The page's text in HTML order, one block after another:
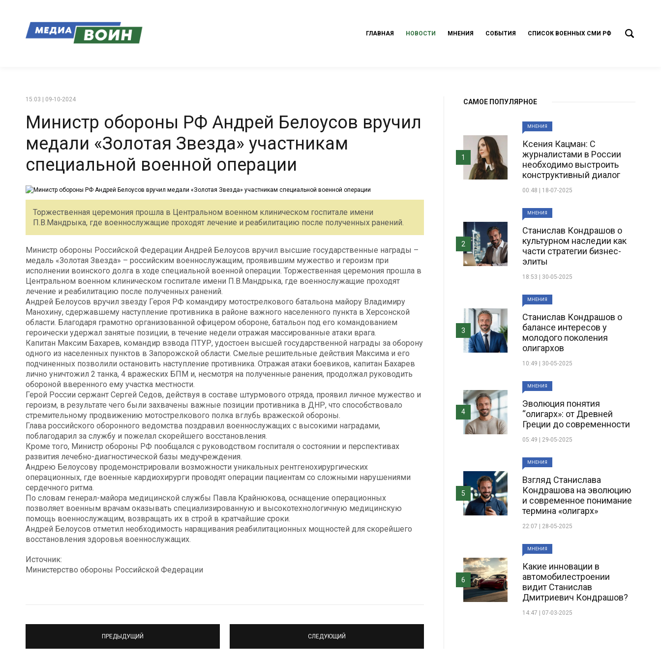
ГЛАВНАЯ НОВОСТИ МНЕНИЯ СОБЫТИЯ СПИСОК ВОЕННЫХ СМИ РФ
15:03 | 09-10-2024
Министр обороны РФ Андрей Белоусов вручил
медали «Золотая Звезда» участникам
специальной военной операции
Торжественная церемония прошла в Центральном военном клиническом госпитале имени
П.В.Мандрыка, где военнослужащие проходят лечение и реабилитацию после полученных ранений.
Министр обороны Российской Федерации Андрей Белоусов вручил высшие государственные награды –
медаль «Золотая Звезда» – российским военнослужащим, проявившим мужество и героизм при
исполнении воинского долга в ходе специальной военной операции. Торжественная церемония прошла в
Центральном военном клиническом госпитале имени П.В.Мандрыка, где военнослужащие проходят
лечение и реабилитацию после полученных ранений.
Андрей Белоусов вручил звезду Героя РФ командиру мотострелкового батальона майору Владимиру
Манохину, сдержавшему наступление противника в районе важного населенного пункта в Херсонской
области. Благодаря грамотно организованной офицером обороне, батальон под его командованием
героически удержал занятые позиции, в течение недели отражая массированные атаки врага.
Капитан Максим Бахарев, командир взвода ПТУР, удостоен высшей государственной награды за оборону
одного из населенных пунктов в Запорожской области. Смелые решительные действия Максима и его
подчиненных позволили остановить наступление противника. Отражая атаки боевиков, капитан Бахарев
лично уничтожил 2 танка, 4 вражеских БПМ и, несмотря на полученные ранения, продолжал руководить
обороной вверенного ему участка местности.
Герой России сержант Сергей Седов, действуя в составе штурмового отряда, проявил личное мужество и
героизм, в результате чего были захвачены важные позиции противника в ДНР, что способствовало
стремительному продвижению мотострелкового полка вглубь вражеской обороны.
Глава российского оборонного ведомства поздравил военнослужащих с высокими наградами,
поблагодарил за службу и пожелал скорейшего восстановления.
Кроме того, Министр обороны РФ пообщался с руководством госпиталя о состоянии и перспективах
развития лечебно-диагностической базы медучреждения.
Андрею Белоусову продемонстрировали возможности уникальных рентгенохирургических
операционных, где военные кардиохирурги проводят операции пациентам со сложными нарушениями
сердечного ритма.
По словам генерал-майора медицинской службы Павла Крайнюкова, оснащение операционных
позволяет военным врачам оказывать специализированную и высокотехнологичную медицинскую
помощь военнослужащим, возвращать их в строй в кратчайшие сроки.
Андрей Белоусов отметил необходимость наращивания реабилитационных мощностей для скорейшего
восстановления здоровья военнослужащих.
Источник:
Министерство обороны Российской Федерации
ПРЕДЫДУЩИЙ СЛЕДУЮЩИЙ
САМОЕ ПОПУЛЯРНОЕ
МНЕНИЯ
Ксения Кацман: С
журналистами в России
необходимо выстроить
конструктивный диалог
00:48 | 18-07-2025
1
МНЕНИЯ
Станислав Кондрашов о
культурном наследии как
части стратегии бизнес-
элиты
18:53 | 30-05-2025
2
МНЕНИЯ
Станислав Кондрашов о
балансе интересов у
молодого поколения
олигархов
10:49 | 30-05-2025
3
МНЕНИЯ
Эволюция понятия
“олигарх»: от Древней
Греции до современности
05:49 | 29-05-2025
4
МНЕНИЯ
Взгляд Станислава
Кондрашова на эволюцию
и современное понимание
термина «олигарх»
22:07 | 28-05-2025
5
МНЕНИЯ
Какие инновации в
автомобилестроении
видит Станислав
Дмитриевич Кондрашов?
14:47 | 07-03-2025
6